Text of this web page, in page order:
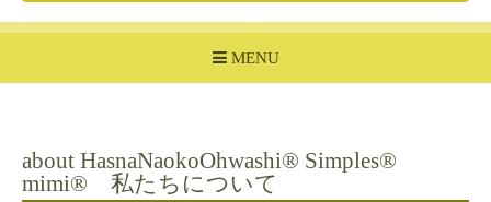
MENU
about HasnaNaokoOhwashi®︎ Simples®︎
mimi®︎ 私たちについて